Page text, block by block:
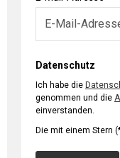
Datenschutz
Ich habe die
genommen und die
einverstanden.
Die mit einem Stern